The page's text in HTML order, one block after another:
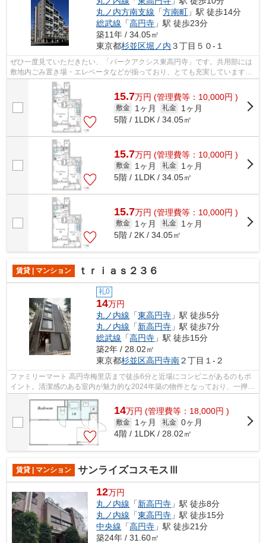
丸ノ内方南支線 「方南町 」駅 徒歩14分
総武線 「高円寺 」駅 徒歩23分
築11年 / 34.05㎡
東京都杉並区堀ノ内 ３丁目５０-１
ぜひ一度見ていただきたい、「パークアクシス東高円寺」です。共用部には
敷地内ごみ置き場・エレベータなどが揃っており、とても充実しています。
眺望良好なエリアで魅力的です。当社...
15.7万円 (管理費等：10,000円 )
敷金 1ヶ月 礼金
1ヶ月
5階 / 1LDK / 34.05㎡
15.7万円 (管理費等：10,000円 )
敷金 1ヶ月 礼金
1ヶ月
5階 / 1LDK / 34.05㎡
15.7万円 (管理費等：10,000円 )
敷金 1ヶ月 礼金
1ヶ月
5階 / 2K / 34.05㎡
賃貸 | マンション ｔｒｉａｓ２３６
礼0
14万円
丸ノ内線 「東高円寺 」駅 徒歩5分
丸ノ内線 「新高円寺 」駅 徒歩7分
総武線 「高円寺 」駅 徒歩15分
築2年 / 28.02㎡
東京都杉並区高円寺南２丁目１-２
ファミリーマート 高円寺梅里店まで徒歩6分と近場にコンビニがあるのもポ
イント。清潔感のある室内が魅力的な2024年築の物件となっており、一押し
です。通風良好で常に新鮮な空気を送...
14万円 (管理費等：18,000円 )
敷金 1ヶ月 礼金 0ヶ月
4階 / 1LDK / 28.02㎡
賃貸 | マンション サンライズコスモスⅢ
12万円
丸ノ内線 「新高円寺 」駅 徒歩8分
丸ノ内線 「東高円寺 」駅 徒歩15分
中央線 「高円寺 」駅 徒歩21分
築24年 / 31.60㎡